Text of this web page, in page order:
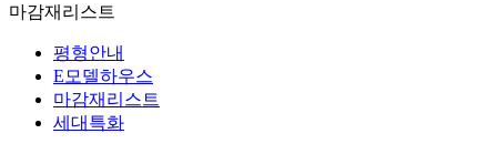
마감재리스트
평형안내
E모델하우스
마감재리스트
세대특화